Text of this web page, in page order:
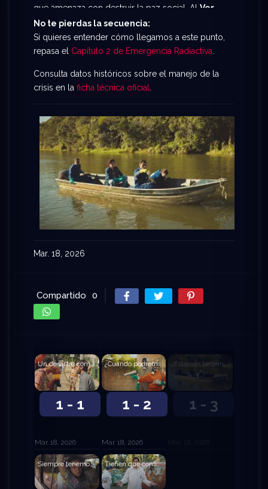
que amenaza con destruir la paz social. Al Ver
Emergencia radiactiva Temporada 1 Capítulo
3 Online Gratis, serás testigo de las difíciles
decisiones éticas que deben tomar los físicos
población exige respuestas. Un episodio
desgarrador que muestra lo mejor y lo peor de la
No te pierdas la secuencia:
Si quieres entender cómo llegamos a este punto,
repasa el Capítulo 2 de Emergencia Radiactiva
Consulta datos históricos sobre el manejo de la
crisis en la ficha técnica oficial
Mar. 18, 2026
Compartido 0
1 - 1
Un desastre como Brasil nunca ha visto
Mar. 18, 2026
1 - 2
¿Cuándo podremos volver a casa?
Mar. 18, 2026
1 - 3
¿Estamos bebiendo agua contaminada?
Siempre tenemos una opción Tienen que confiar en alguien